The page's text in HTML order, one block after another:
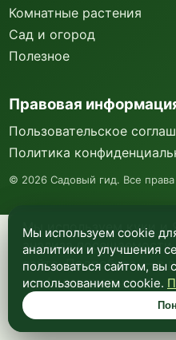
Мы используем куки и
анализа посещаемости
сайта. Подробнее —в
конфиденциальности.
Комнатные растения
Сад и огород
Полезное
Правовая
Пользовательское
Политика
© 2026 Садовый гид. Все
Мы используем cookie
аналитики и улучшения
пользоваться сайтом, вы
использованием cookie.